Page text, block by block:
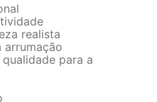
realista
arrumação
para a